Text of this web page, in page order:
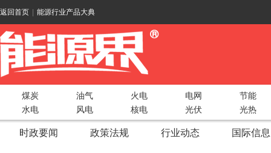
返回首页 能源行业产品大典
煤炭 油气 火电 电网
节能
水电
风电 核电 光伏 光热
时政要闻 政策法规 行业动态 国际信息